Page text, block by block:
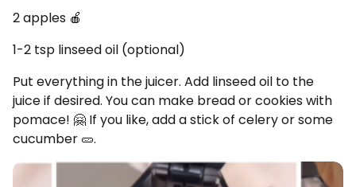
2 apples 🍎
1-2 tsp linseed oil (optional)
Put everything in the juicer. Add linseed oil to the
juice if desired. You can make bread or cookies with
pomace! 🤗 If you like, add a stick of celery or some
cucumber 🥒.